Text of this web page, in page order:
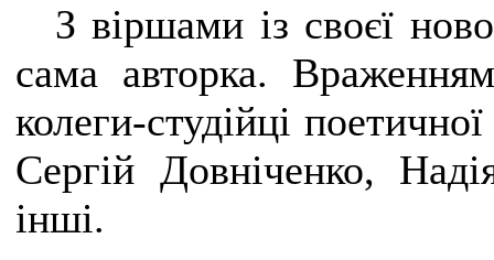
З віршами із своєї
сама авторка.
колеги-студійці
Сергій Довніченко,
інші.